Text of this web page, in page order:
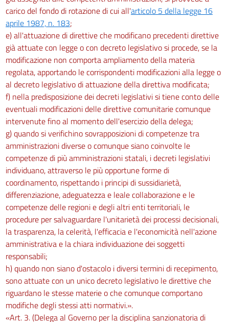
carico del fondo di rotazione di cui all'articolo 5 della legge 16
aprile 1987, n. 183;
e) all'attuazione di direttive che modificano precedenti direttive
già attuate con legge o con decreto legislativo si procede, se la
modificazione non comporta ampliamento della materia
regolata, apportando le corrispondenti modificazioni alla legge o
al decreto legislativo di attuazione della direttiva modificata;
f) nella predisposizione dei decreti legislativi si tiene conto delle
eventuali modificazioni delle direttive comunitarie comunque
intervenute fino al momento dell'esercizio della delega;
g) quando si verifichino sovrapposizioni di competenze tra
amministrazioni diverse o comunque siano coinvolte le
competenze di più amministrazioni statali, i decreti legislativi
individuano, attraverso le più opportune forme di
coordinamento, rispettando i principi di sussidiarietà,
differenziazione, adeguatezza e leale collaborazione e le
competenze delle regioni e degli altri enti territoriali, le
procedure per salvaguardare l'unitarietà dei processi decisionali,
la trasparenza, la celerità, l'efficacia e l'economicità nell'azione
amministrativa e la chiara individuazione dei soggetti
responsabili;
h) quando non siano d'ostacolo i diversi termini di recepimento,
sono attuate con un unico decreto legislativo le direttive che
riguardano le stesse materie o che comunque comportano
modifiche degli stessi atti normativi.».
«Art. 3. (Delega al Governo per la disciplina sanzionatoria di